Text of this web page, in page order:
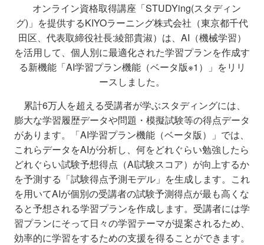
オンライン資格取得講座「STUDYing(スタディン
グ)」を提供するKIYOラーニング株式会社（東京都千代
田区、代表取締役社長:綾部貴淑）は、AI（機械学習）
を活用して、個人別に最適化された学習プランを作成す
る新機能「AI学習プラン機能（ベータ版※1）」をリリ
ースしました。
累計6万人を超える受講者が学ぶスタディングには、
膨大な学習履歴データや問題・模擬試験等の得点データ
があります。「AI学習プラン機能（ベータ版）」では、
これらデータをAIが分析し、何をどれぐらい勉強したら
どれぐらい試験予想得点（AI試験スコア）が向上するか
を予測する「試験得点予測モデル」を生成します。これ
を用いてAIが個別の受講者の試験予測得点が最も高くな
ると予想される学習プランを作成します。受講者には学
習プランにそって日々の学習テーマが提案されるため、
効率的に学習をするための支援を得ることができます。